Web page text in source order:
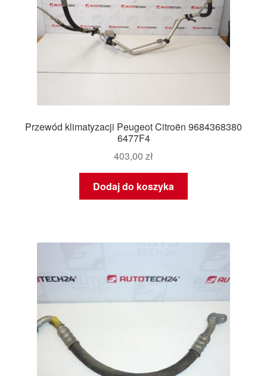
Przewód klimatyzacji Peugeot Citroën 9684368380
6477F4
403,00 zł
Dodaj do koszyka